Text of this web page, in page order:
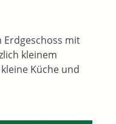
Erdgeschoss mit
kleinem
Küche und